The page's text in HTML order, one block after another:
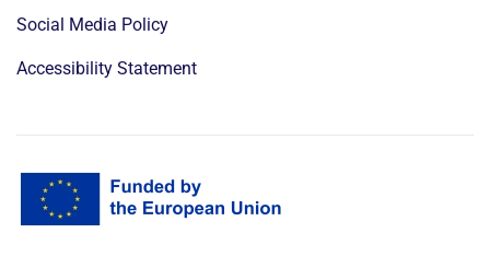
Social Media Policy
Accessibility Statement